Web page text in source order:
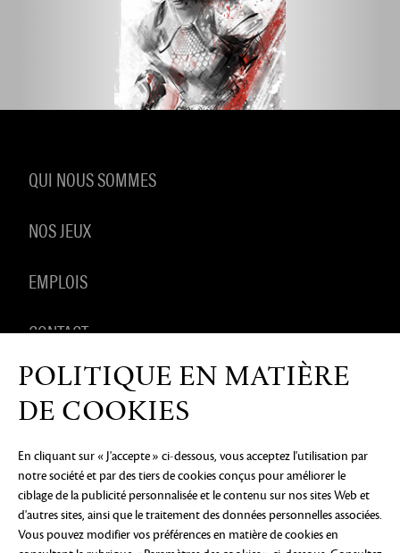
QUI NOUS SOMMES
NOS JEUX
EMPLOIS
CONTACT
PRODUITS DÉRIVÉS
AVIS DE CONFIDENTIALITÉ MENTIONS LÉGALES
PAS VENDRE OU PARTAGER MES INFORMATIONS
PERSONNELLES
PRÉFÉRENCES COOKIE
©2026 ArenaNet, LLC. Tous droits réservés. Toutes
POLITIQUE EN MATIÈRE
DE COOKIES
En cliquant sur « J'accepte » ci-dessous, vous acceptez l'utilisation par
notre société et par des tiers de cookies conçus pour améliorer le
ciblage de la publicité personnalisée et le contenu sur nos sites Web et
d'autres sites, ainsi que le traitement des données personnelles associées.
Vous pouvez modifier vos préférences en matière de cookies en